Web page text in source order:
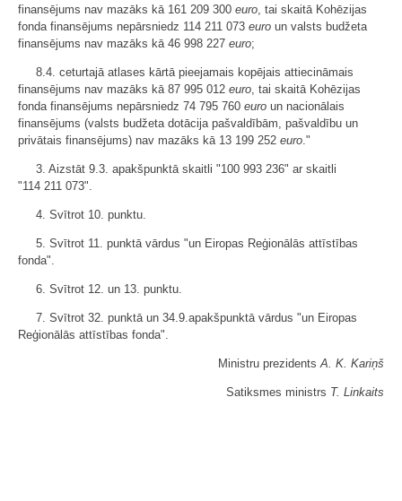
finansējums nav mazāks kā 161 209 300 euro, tai skaitā Kohēzijas
fonda finansējums nepārsniedz 114 211 073 euro un valsts budžeta
finansējums nav mazāks kā 46 998 227 euro;
8.4. ceturtajā atlases kārtā pieejamais kopējais attiecināmais
finansējums nav mazāks kā 87 995 012 euro, tai skaitā Kohēzijas
fonda finansējums nepārsniedz 74 795 760 euro un nacionālais
finansējums (valsts budžeta dotācija pašvaldībām, pašvaldību un
privātais finansējums) nav mazāks kā 13 199 252 euro."
3. Aizstāt 9.3. apakšpunktā skaitli "100 993 236" ar skaitli
"114 211 073".
4. Svītrot 10. punktu.
5. Svītrot 11. punktā vārdus "un Eiropas Reģionālās attīstības
fonda".
6. Svītrot 12. un 13. punktu.
7. Svītrot 32. punktā un 34.9.apakšpunktā vārdus "un Eiropas
Reģionālās attīstības fonda".
Ministru prezidentsA. K. Kariņš
Satiksmes ministrs T. Linkaits